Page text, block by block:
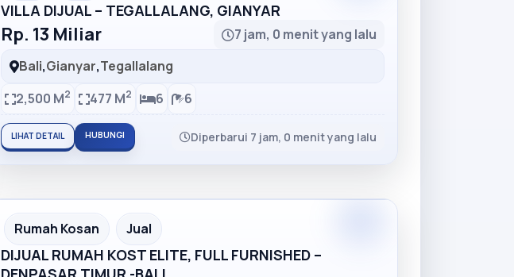
VILLA DIJUAL – TEGALLALANG, GIANYAR
Rp. 13 Miliar
7 jam, 0 menit yang lalu
Bali,Gianyar,Tegallalang
2,500 M2 477 M2 6 6
LIHAT DETAIL HUBUNGI Diperbarui 7 jam, 0 menit yang lalu
Partner Ad
Rumah Kosan Jual
DIJUAL RUMAH KOST ELITE, FULL FURNISHED –